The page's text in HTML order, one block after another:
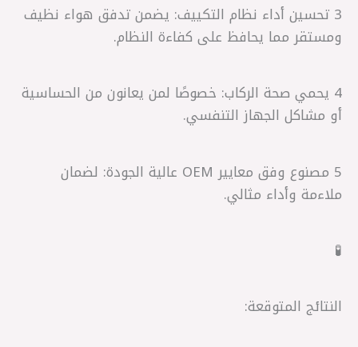
3 تحسين أداء نظام التكييف: يضمن تدفق هواء نظيف
ومستقر مما يحافظ على كفاءة النظام.
4 يحمي صحة الركاب: خصوصًا لمن يعانون من الحساسية
أو مشاكل الجهاز التنفسي.
5 مصنوع وفق معايير OEM عالية الجودة: لضمان
ملاءمة وأداء مثالي.
🧪
النتائج المتوقعة: